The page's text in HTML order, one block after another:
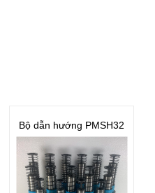
Bộ dẫn hướng PMSH32